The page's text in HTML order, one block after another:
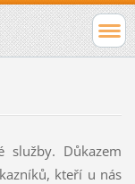
služby. Důkazem
kteří u nás